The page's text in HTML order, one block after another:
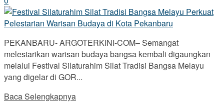
PEKANBARU- ARGOTERKINI-COM– Semangat
melestarikan warisan budaya bangsa kembali digaungkan
melalui Festival Silaturahim Silat Tradisi Bangsa Melayu
yang digelar di GOR...
Baca Selengkapnya